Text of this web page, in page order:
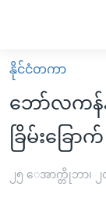
လွယ်ကူ
စေ
သည့်
Link
များ
မူလစာမျက်နှာ
မြန်မာ
ကမ္ဘာ့သတင်းများ
နိုင်ငံတကာ
နိုင်ငံတကာ
ဘော်လကန်
ခြိမ်းခြောက်
၂၅ ေအာက္တိုဘာ၊ ၂